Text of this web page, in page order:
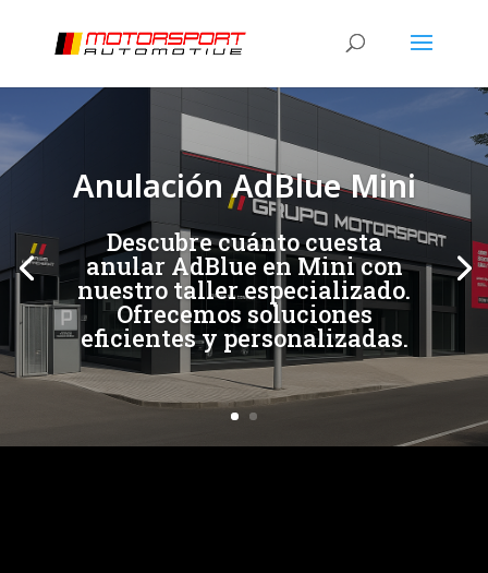
Anulación AdBlue Mini
Descubre cuánto cuesta
anular AdBlue en Mini con
nuestro taller especializado.
Ofrecemos soluciones
eficientes y personalizadas.
[/et_pb_slide][/et_pb_slide]